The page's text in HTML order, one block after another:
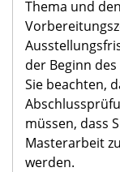
Thema und
der Beginn
Sie beachten,
müssen, dass
Masterarbeit
werden.